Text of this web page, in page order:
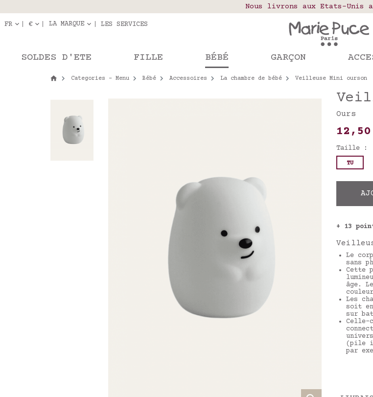
Notre site part en
Les commandes passées après le 4 août
Nous livrons aux Etats-Unis
Livraison en relais colis en France, Belgique,
FR € LA MARQUE LES SERVICES
SOLDES D'ETE FILLE BÉBÉ GARÇON
Categories - Menu Bébé Accessoires La chambre de bébé Veilleuse Mini ourson
Ours
Taille :
TU
+ 13
Le
sans
Cette
âge.
Les
soit
sur
Celle-
(pile
par